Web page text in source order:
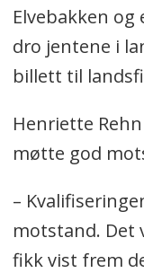
Elvebakken
dro jentene i
billett til
Henriette
møtte god
–
motstand. Det
fikk vist frem